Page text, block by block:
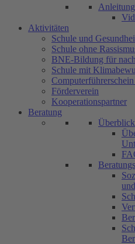
Aktivitäten
Schule und
Schule ohne
BNE-Bildung für
Schule mit
Förderverein
Kooperationspartner
Beratung